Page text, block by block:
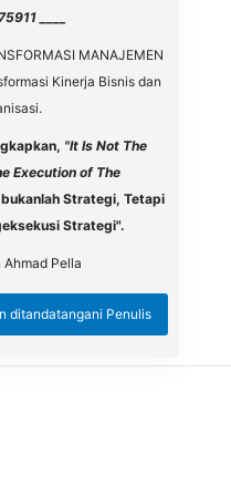
____
MANAJEMEN
Kinerja Bisnis dan
"It Is Not The
Execution of The
Strategi, Tetapi
Strategi".
Ahmad Pella
ditandatangani Penulis